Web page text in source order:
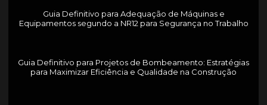
Guia Definitivo para Adequação de Máquinas e
Equipamentos segundo a NR12 para Segurança no Trabalho
Guia Definitivo para Projetos de Bombeamento: Estratégias
para Maximizar Eficiência e Qualidade na Construção